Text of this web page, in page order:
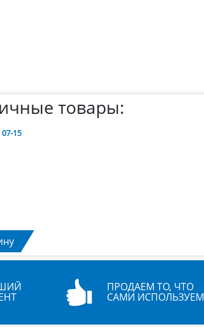
товары:
15
ПРОДАЕМ ТО, ЧТО
САМИ ИСПОЛЬЗУЕМ